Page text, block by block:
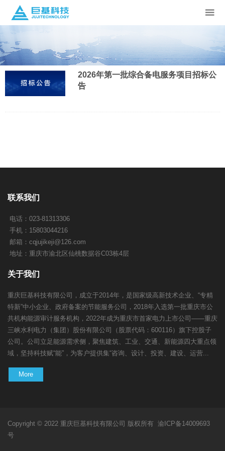
2026年第一批综合备电服务项目招标公
告
联系我们
电话：023-81313306
手机：15803044216
邮箱： cqjujikeji@126.com
地址：重庆市渝北区仙桃数据谷C03栋4层
关于我们
重庆巨基科技有限公司，成立于2014年，是国家级高新技术企业、“专精
特新”中小企业、政府备案的节能服务公司，2018年入选第一批重庆市公
共机构能源审计服务机构，2022年成为重庆市首家电力上市公司——重庆
三峡水利电力（集团）股份有限公司（股票代码：600116）旗下控股子
公司。公司立足能源需求侧，聚焦建筑、工业、交通、新能源四大重点领
域，坚持科技赋“能”，为客户提供集“咨询、设计、投资、建设、运营...
More
Copyright © 2022 重庆巨基科技有限公司 版权所有 渝ICP备14009693
号